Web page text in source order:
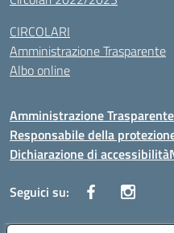
CIRCOLARI
Amministrazione Trasparente
Albo online
Amministrazione Trasparente
Responsabile della
Dichiarazione di accessibilità
Seguici su: